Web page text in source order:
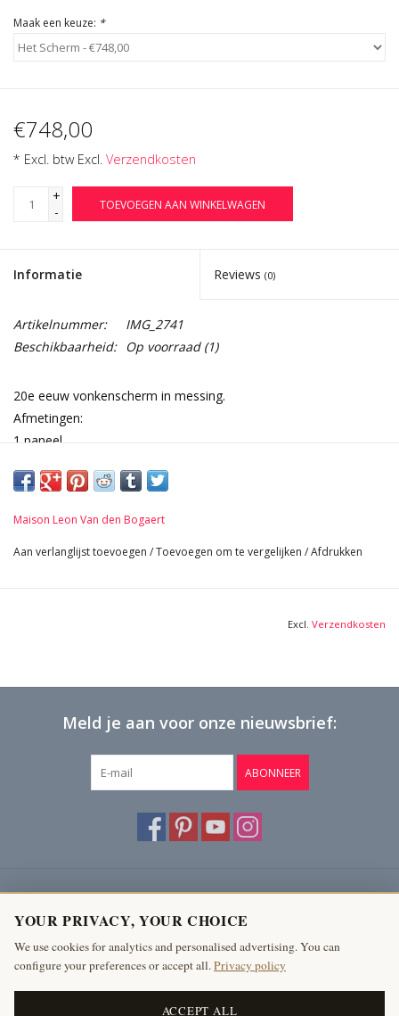
Maak een keuze: *
€748,00
* Excl. btw Excl. Verzendkosten
+
-
TOEVOEGEN AAN WINKELWAGEN
Informatie Reviews (0)
Artikelnummer:
IMG_2741
Beschikbaarheid: Op voorraad(1)
20e eeuw vonkenscherm in messing.
Afmetingen:
1 paneel
136 cm breed 53,54 Inch
Maison Leon Van den Bogaert
Aan verlanglijst toevoegen /Toevoegen om te vergelijken /Afdrukken
Excl. Verzendkosten
Meld je aan voor onze nieuwsbrief:
ABONNEER
Producten
Mijn account
The Antique Fireplace Bank
YOUR PRIVACY, YOUR CHOICE
We use cookies for analytics and personalised advertising. You can
configure your preferences or accept all.Privacy policy
ACCEPT ALL